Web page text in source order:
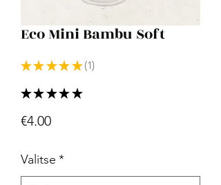
Eco Mini Bambu Soft
★ ★ ★ ★ ★ 1
1
★ ★ ★ ★ ★
€4.00Price
Valitse *